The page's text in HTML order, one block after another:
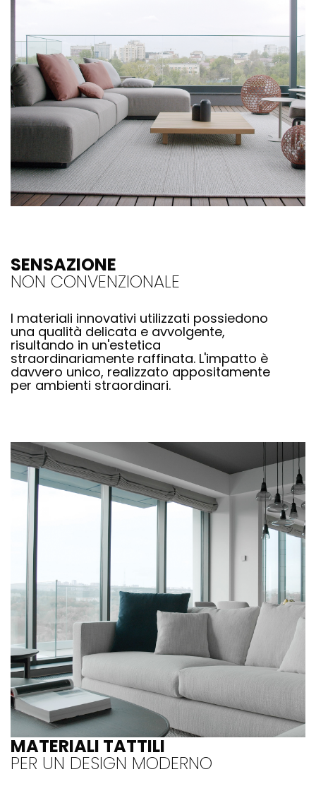
SENSAZIONE
NON CONVENZIONALE
I materiali innovativi utilizzati possiedono
una qualità delicata e avvolgente,
risultando in un'estetica
straordinariamente raffinata. L'impatto è
davvero unico, realizzato appositamente
per ambienti straordinari.
MATERIALI TATTILI
PER UN DESIGN MODERNO